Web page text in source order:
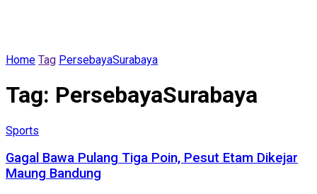
Home Tag PersebayaSurabaya
Tag: PersebayaSurabaya
Sports
Gagal Bawa Pulang Tiga Poin, Pesut Etam Dikejar
Maung Bandung